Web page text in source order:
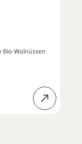
5 Sternen
Walnüssen